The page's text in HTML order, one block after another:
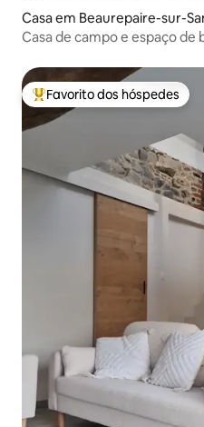
Casa em Beaurepaire-sur-
Casa de campo e espaço de
Favoritos dos hóspedes mais
Favorito dos hóspedes